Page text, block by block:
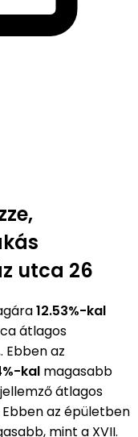
utca 26
12.53%-kal
átlagos
. Ebben az
kal magasabb
átlagos
Ebben az épületben
mint a XVII.